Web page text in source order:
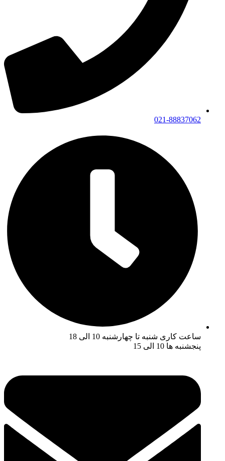
021-88837062
ساعت کاری شنبه تا چهارشنبه 10 الی 18
پنجشنبه ها 10 الی 15